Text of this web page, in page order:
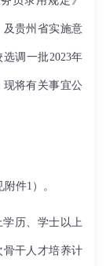
及贵州省实施意
调一批2023年
将有关事宜公
件1）。
历、学士以上
骨干人才培养计